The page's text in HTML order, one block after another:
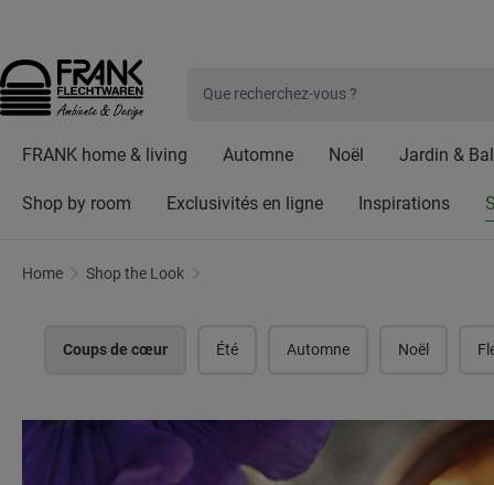
FRANK home & living Automne Noël Jardin &
Shop by room Exclusivités en ligne Inspirations
Home Shop the Look
Coups de cœur
Coups de cœur Été Automne Noël